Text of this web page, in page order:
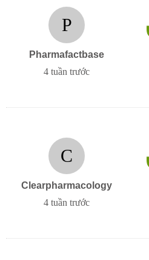
P
Pharmafactbase
4 tuần trước
C
Clearpharmacology
4 tuần trước